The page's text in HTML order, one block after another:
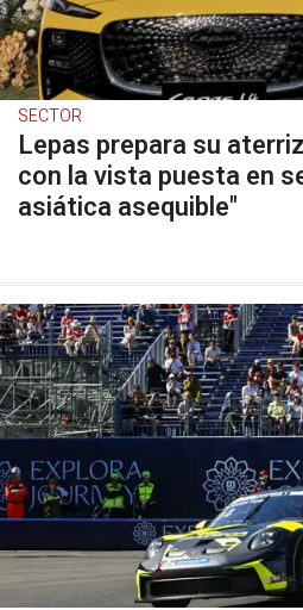
SECTOR
Lepas prepara su
con la vista puesta en
asiática asequible"